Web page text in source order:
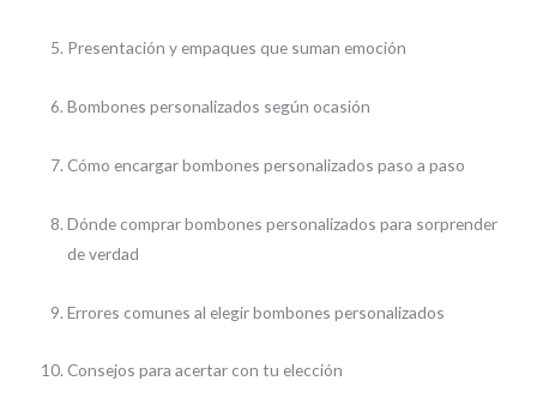
Presentación y empaques que suman emoción
Bombones personalizados según ocasión
Cómo encargar bombones personalizados paso a paso
Dónde comprar bombones personalizados para sorprender
de verdad
Errores comunes al elegir bombones personalizados
Consejos para acertar con tu elección